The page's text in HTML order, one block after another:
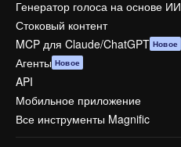
Генератор голоса на основе ИИ
Стоковый контент
MCP для Claude/ChatGPT Новое
Агенты Новое
API
Мобильное приложение
Все инструменты Magnific